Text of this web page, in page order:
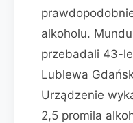
alkoholu.
przebadali 43-
Lublewa
Urządzenie
2,5 promila